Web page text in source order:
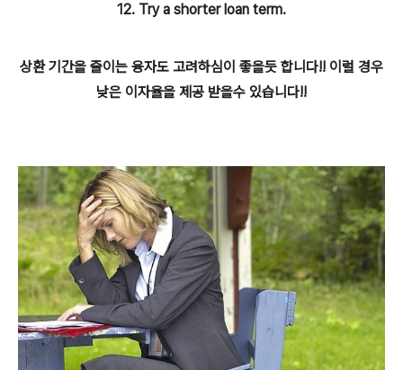
12. Try a shorter loan term.
상환 기간을 줄이는 융자도 고려하심이 좋을듯 합니다!! 이럴 경우
낮은 이자율을 제공 받을수 있습니다!!